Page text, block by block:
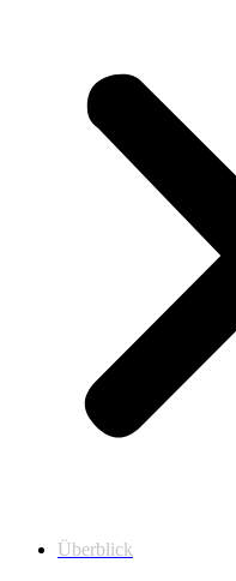
Überblick